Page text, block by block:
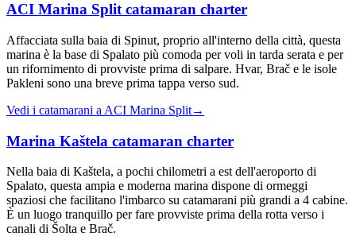
ACI Marina Splitcatamaran charter
Affacciata sulla baia di Spinut, proprio all'interno della città, questa
marina è la base di Spalato più comoda per voli in tarda serata e per
un rifornimento di provviste prima di salpare. Hvar, Brač e le isole
Pakleni sono una breve prima tappa verso sud.
Vedi i catamarani a ACI Marina Split→
Marina Kaštela catamaran charter
Nella baia di Kaštela, a pochi chilometri a est dell'aeroporto di
Spalato, questa ampia e moderna marina dispone di ormeggi
spaziosi che facilitano l'imbarco su catamarani più grandi a 4 cabine.
È un luogo tranquillo per fare provviste prima della rotta verso i
canali di Šolta e Brač.